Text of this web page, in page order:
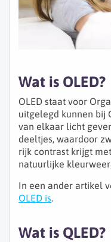
Wat is OLED?
OLED staat voor
uitgelegd kunnen bij
van elkaar licht
deeltjes, waardoor
rijk contrast krijgt
natuurlijke
In een ander artikel
OLED is.
Wat is QLED?